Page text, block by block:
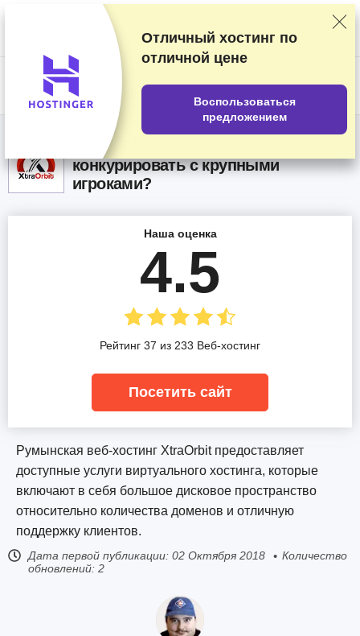
Мы оцениваем продавцов по результатам тщательного тестирования
и изучения, а также учитываем ваши отзывы и наши коммерческие
соглашения с провайдерами. На данной странице содержатся
Раскрытие информации о рекламе
US$
XtraOrbit Oтзывы 2026 – Может
конкурировать с крупными
игроками?
Румынская веб-хостинг XtraOrbit предоставляет
доступные услуги виртуального хостинга, которые
включают в себя большое дисковое пространство
относительно количества доменов и отличную
поддержку клиентов.
Дата первой публикации: 02 Октября 2018
Количество
обновлений: 2
Наша оценка
4.5
Рейтинг 37 из 233 Веб-хостинг
Посетить сайт
Отличный хостинг по
отличной цене
Воспользоваться
предложением